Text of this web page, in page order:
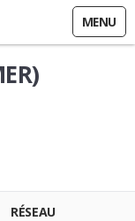
MENU
RÉSEAU